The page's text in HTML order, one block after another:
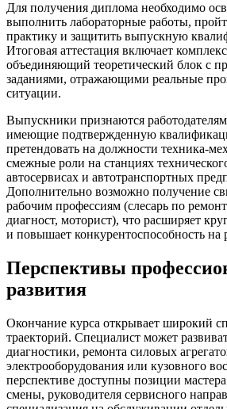
Для получения диплома необходимо
выполнить лабораторные работы,
практику и защитить выпускную
Итоговая аттестация включает
объединяющий теоретический блок с
заданиями, отражающими реальные
ситуации.
Выпускники признаются
имеющие подтвержденную
претендовать на должности
смежные роли на станциях
автосервисах и автотранспортных
Дополнительно возможно получение
рабочим профессиям (слесарь по
диагност, моторист), что расширяет
и повышает конкурентоспособность на
Перспективы
развития
Окончание курса открывает широкий
траекторий. Специалист может
диагностики, ремонта силовых
электрооборудования или кузовного
перспективе доступны позиции
смены, руководителя сервисного